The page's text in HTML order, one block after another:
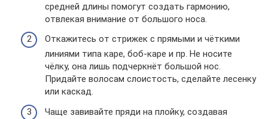
средней длины помогут создать гармонию,
отвлекая внимание от большого носа.
Откажитесь от стрижек с прямыми и чёткими
линиями типа каре, боб-каре и пр. Не носите
чёлку, она лишь подчеркнёт большой нос.
Придайте волосам слоистость, сделайте лесенку
или каскад.
Чаще завивайте пряди на плойку, создавая